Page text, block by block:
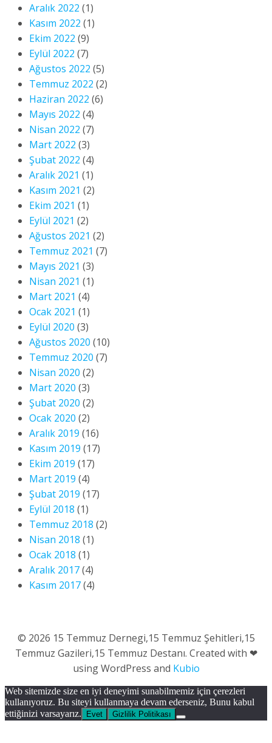
Aralık 2022 (1)
Kasım 2022 (1)
Ekim 2022 (9)
Eylül 2022 (7)
Ağustos 2022 (5)
Temmuz 2022 (2)
Haziran 2022 (6)
Mayıs 2022 (4)
Nisan 2022 (7)
Mart 2022 (3)
Şubat 2022 (4)
Aralık 2021 (1)
Kasım 2021 (2)
Ekim 2021 (1)
Eylül 2021 (2)
Ağustos 2021 (2)
Temmuz 2021 (7)
Mayıs 2021 (3)
Nisan 2021 (1)
Mart 2021 (4)
Ocak 2021 (1)
Eylül 2020 (3)
Ağustos 2020 (10)
Temmuz 2020 (7)
Nisan 2020 (2)
Mart 2020 (3)
Şubat 2020 (2)
Ocak 2020 (2)
Aralık 2019 (16)
Kasım 2019 (17)
Ekim 2019 (17)
Mart 2019 (4)
Şubat 2019 (17)
Eylül 2018 (1)
Temmuz 2018 (2)
Nisan 2018 (1)
Ocak 2018 (1)
Aralık 2017(4)
Kasım 2017(4)
© 2026 15 Temmuz Dernegi,15 Temmuz Şehitleri,15
Temmuz Gazileri,15 Temmuz Destanı. Created with ❤
using WordPress and Kubio
Web sitemizde size en iyi deneyimi sunabilmemiz için çerezleri
kullanıyoruz. Bu siteyi kullanmaya devam ederseniz, Bunu kabul
ettiğinizi varsayarız.
Evet Gizlilik Politikası